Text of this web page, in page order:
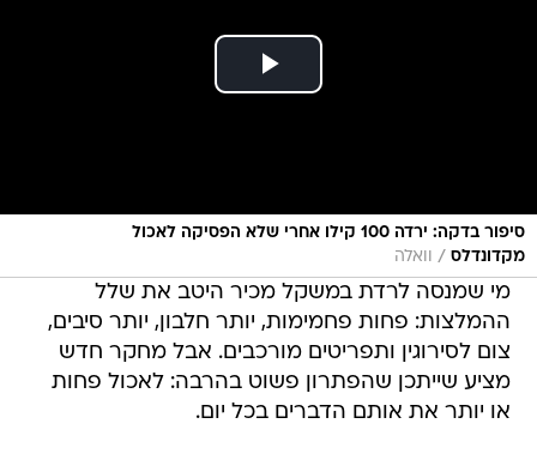
סיפור בדקה: ירדה 100 קילו אחרי שלא הפסיקה לאכול
מקדונדלס / וואלה
מי שמנסה לרדת במשקל מכיר היטב את שלל
ההמלצות: פחות פחמימות, יותר חלבון, יותר סיבים,
צום לסירוגין ותפריטים מורכבים. אבל מחקר חדש
מציע שייתכן שהפתרון פשוט בהרבה: לאכול פחות
או יותר את אותם הדברים בכל יום.